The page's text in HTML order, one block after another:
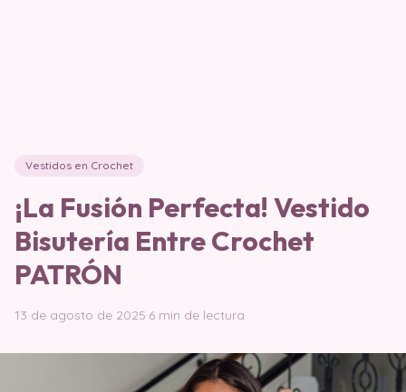
Vestidos en Crochet
¡La Fusión Perfecta! Vestido
Bisutería Entre Crochet
PATRÓN
13 de agosto de 2025·6 min de lectura